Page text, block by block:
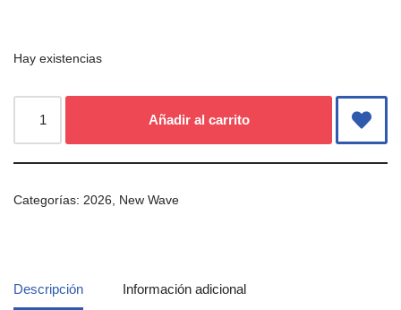
Hay existencias
Añadir al carrito
Categorías: 2026 New Wave
Descripción Información adicional